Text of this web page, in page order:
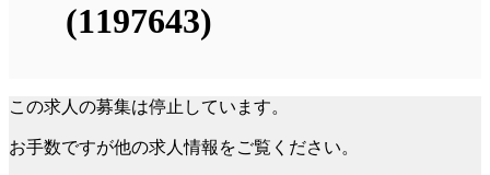
(1197643)
この求人の募集は停止しています。
お手数ですが他の求人情報をご覧ください。